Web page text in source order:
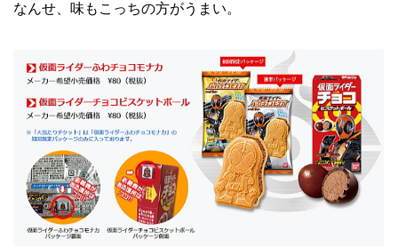
なんせ、味もこっちの方がうまい。